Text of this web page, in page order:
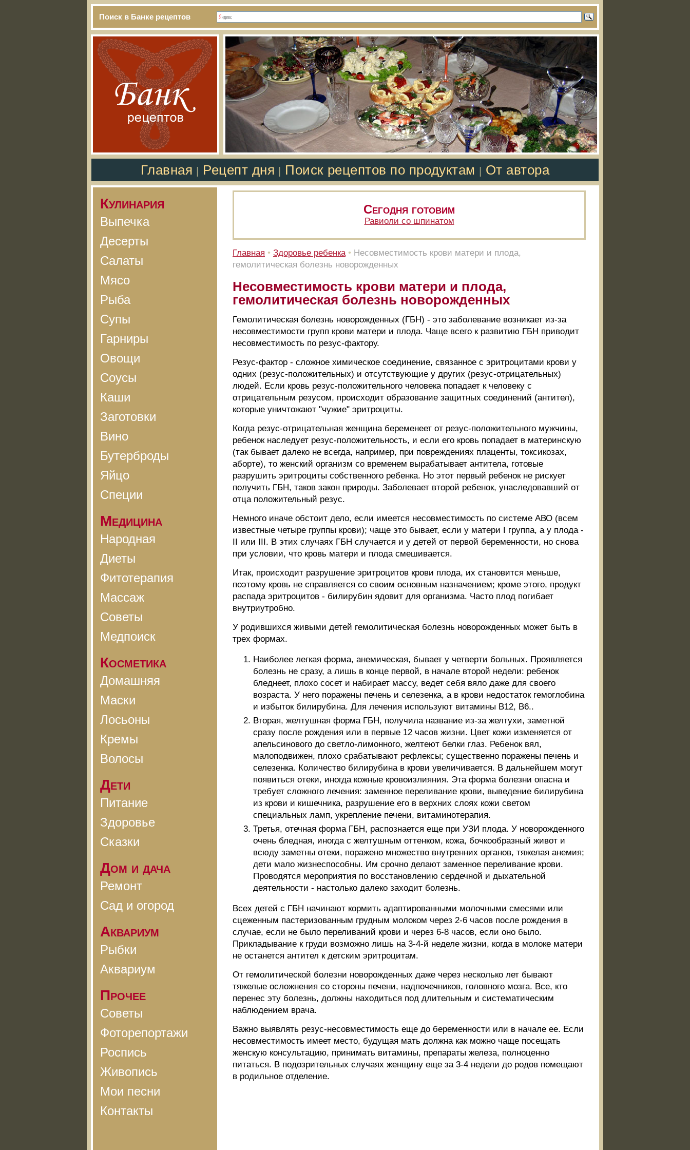
Поиск в Банке рецептов
Главная Рецепт дня Поиск рецептов по продуктам От автора
Кулинария
Выпечка
Десерты
Салаты
Мясо
Рыба
Супы
Гарниры
Овощи
Соусы
Каши
Заготовки
Вино
Бутерброды
Яйцо
Специи
Медицина
Народная
Диеты
Фитотерапия
Массаж
Советы
Медпоиск
Косметика
Домашняя
Маски
Лосьоны
Кремы
Волосы
Дети
Питание
Здоровье
Сказки
Дом и дача
Ремонт
Сад и огород
Аквариум
Рыбки
Аквариум
Прочее
Советы
Фоторепортажи
Роспись
Живопись
Мои песни
Контакты
Сегодня готовим
Равиоли со шпинатом
Главная • Здоровье ребенка • Несовместимость крови матери и плода,
гемолитическая болезнь новорожденных
Несовместимость крови матери и плода,
гемолитическая болезнь новорожденных
Гемолитическая болезнь новорожденных (ГБН) - это заболевание возникает из-за
несовместимости групп крови матери и плода. Чаще всего к развитию ГБН приводит
несовместимость по резус-фактору.
Резус-фактор - сложное химическое соединение, связанное с эритроцитами крови у
одних (резус-положительных) и отсутствующие у других (резус-отрицательных)
людей. Если кровь резус-положительного человека попадает к человеку с
отрицательным резусом, происходит образование защитных соединений (антител),
которые уничтожают "чужие" эритроциты.
Когда резус-отрицательная женщина беременеет от резус-положительного мужчины,
ребенок наследует резус-положительность, и если его кровь попадает в материнскую
(так бывает далеко не всегда, например, при повреждениях плаценты, токсикозах,
аборте), то женский организм со временем вырабатывает антитела, готовые
разрушить эритроциты собственного ребенка. Но этот первый ребенок не рискует
получить ГБН, таков закон природы. Заболевает второй ребенок, унаследовавший от
отца положительный резус.
Немного иначе обстоит дело, если имеется несовместимость по системе АВО (всем
известные четыре группы крови); чаще это бывает, если у матери I группа, а у плода -
II или III. В этих случаях ГБН случается и у детей от первой беременности, но снова
при условии, что кровь матери и плода смешивается.
Итак, происходит разрушение эритроцитов крови плода, их становится меньше,
поэтому кровь не справляется со своим основным назначением; кроме этого, продукт
распада эритроцитов - билирубин ядовит для организма. Часто плод погибает
внутриутробно.
У родившихся живыми детей гемолитическая болезнь новорожденных может быть в
трех формах.
Наиболее легкая форма, анемическая, бывает у четверти больных. Проявляется
болезнь не сразу, а лишь в конце первой, в начале второй недели: ребенок
бледнеет, плохо сосет и набирает массу, ведет себя вяло даже для своего
возраста. У него поражены печень и селезенка, а в крови недостаток гемоглобина
и избыток билирубина. Для лечения используют витамины В12, В6..
Вторая, желтушная форма ГБН, получила название из-за желтухи, заметной
сразу после рождения или в первые 12 часов жизни. Цвет кожи изменяется от
апельсинового до светло-лимонного, желтеют белки глаз. Ребенок вял,
малоподвижен, плохо срабатывают рефлексы; существенно поражены печень и
селезенка. Количество билирубина в крови увеличивается. В дальнейшем могут
появиться отеки, иногда кожные кровоизлияния. Эта форма болезни опасна и
требует сложного лечения: заменное переливание крови, выведение билирубина
из крови и кишечника, разрушение его в верхних слоях кожи светом
специальных ламп, укрепление печени, витаминотерапия.
Третья, отечная форма ГБН, распознается еще при УЗИ плода. У новорожденного
очень бледная, иногда с желтушным оттенком, кожа, бочкообразный живот и
всюду заметны отеки, поражено множество внутренних органов, тяжелая анемия;
дети мало жизнеспособны. Им срочно делают заменное переливание крови.
Проводятся мероприятия по восстановлению сердечной и дыхательной
деятельности - настолько далеко заходит болезнь.
Всех детей с ГБН начинают кормить адаптированными молочными смесями или
сцеженным пастеризованным грудным молоком через 2-6 часов после рождения в
случае, если не было переливаний крови и через 6-8 часов, если оно было.
Прикладывание к груди возможно лишь на 3-4-й неделе жизни, когда в молоке матери
не останется антител к детским эритроцитам.
От гемолитической болезни новорожденных даже через несколько лет бывают
тяжелые осложнения со стороны печени, надпочечников, головного мозга. Все, кто
перенес эту болезнь, должны находиться под длительным и систематическим
наблюдением врача.
Важно выявлять резус-несовместимость еще до беременности или в начале ее. Если
несовместимость имеет место, будущая мать должна как можно чаще посещать
женскую консультацию, принимать витамины, препараты железа, полноценно
питаться. В подозрительных случаях женщину еще за 3-4 недели до родов помещают
в родильное отделение.